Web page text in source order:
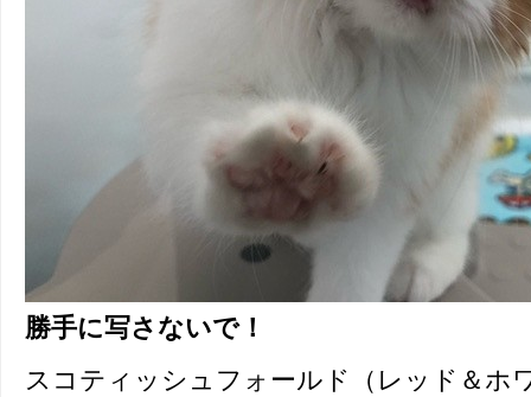
勝手に写さないで！
スコティッシュフォールド（レッド＆ホ